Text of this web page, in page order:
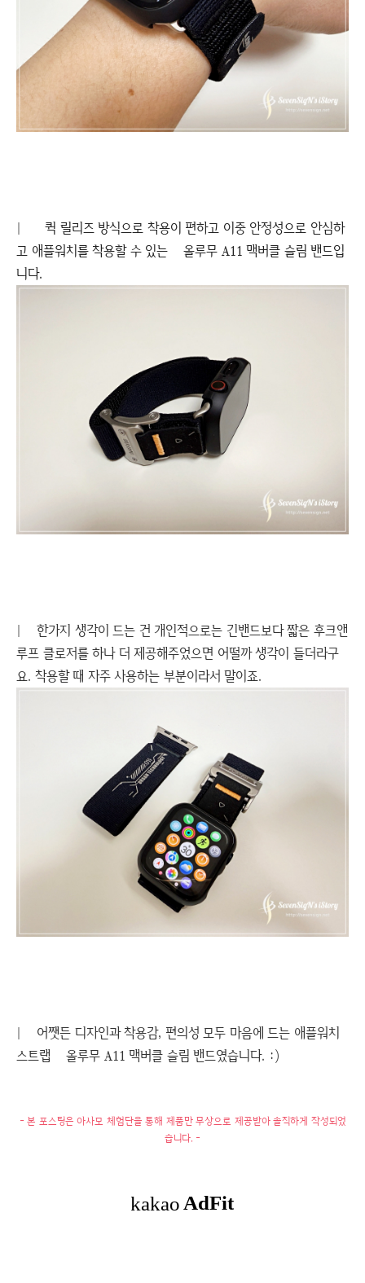
퀵 릴리즈 방식으로 착용이 편하고 이중 안정성으로 안심하
고 애플워치를 착용할 수 있는 올루무 A11 맥버클 슬림 밴드입
니다.
한가지 생각이 드는 건 개인적으로는 긴밴드보다 짧은 후크앤
루프 클로저를 하나 더 제공해주었으면 어떨까 생각이 들더라구
요. 착용할 때 자주 사용하는 부분이라서 말이죠.
어쨋든 디자인과 착용감, 편의성 모두 마음에 드는 애플워치
스트랩 올루무 A11 맥버클 슬림 밴드였습니다. :)
- 본 포스팅은 아사모 체험단을 통해 제품만 무상으로 제공받아 솔직하게 작성되었
습니다. -